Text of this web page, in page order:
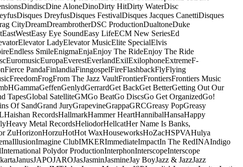
DindiscDine AloneDinoDirty HitDirty WaterDisc
Disques DreyfusDisques FestivalDisques Jacques CanettiDisques
CityDreamDreambrotherDSC ProductionDualtoneDuke
EastWestEasy Eye SoundEasy LifeECM New SeriesEd
Elevator LadyElevator MusicElite SpecialElvis
Endless SmileEnigmaEnjaEnjoy The RideEnjoy The Ride
EuromusicEuropaEverestEverlandExilExilophoneExtremeF-
Fierce PandaFinlandiaFinngospelFireFlashbackFlyFlying
FreedomFrogFrom The Jazz VaultFrontierFrontiersFrontiers Music
GammaGeffenGenlydGerrardGet BackGet BetterGetting Out Our
TapesGlobal SatelliteGMGo BeatGo DiscsGo Get OrganizedGo!
Of SandGrand JuryGrapevineGrappaGRCGreasy PopGreasy
Haishan RecordsHallmarkHammer HeartHannibalHansaHappy
Heavy Metal RecordsHeliodorHellcatHer Name Is Banks,
ZuHorizonHorzuHotHot WaxHouseworksHoZacHSPVAHulya
IllusionImagine ClubIMKERImmediateImpactIn The RedINAIndigo
International Polydor ProductionInterphonInterscopeInterscope
JanusJAPOJAROJasJasminJasmineJay BoyJazz & JazzJazz